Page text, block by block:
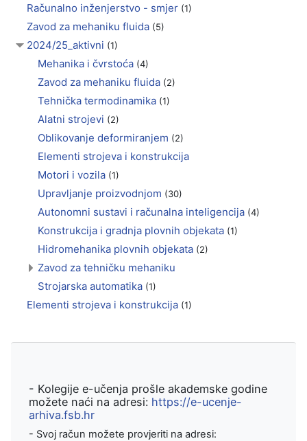
Računalno inženjerstvo - smjer (1)
Zavod za mehaniku fluida (5)
2024/25_aktivni (1)
Mehanika i čvrstoća (4)
Zavod za mehaniku fluida (2)
Tehnička termodinamika (1)
Alatni strojevi (2)
Oblikovanje deformiranjem (2)
Elementi strojeva i konstrukcija
Motori i vozila (1)
Upravljanje proizvodnjom (30)
Autonomni sustavi i računalna inteligencija (4)
Konstrukcija i gradnja plovnih objekata (1)
Hidromehanika plovnih objekata (2)
Zavod za tehničku mehaniku
Strojarska automatika (1)
Elementi strojeva i konstrukcija (1)
- Kolegije e-učenja prošle akademske godine
možete naći na adresi: https://e-ucenje-
arhiva.fsb.hr
- Svoj račun možete provjeriti na adresi: